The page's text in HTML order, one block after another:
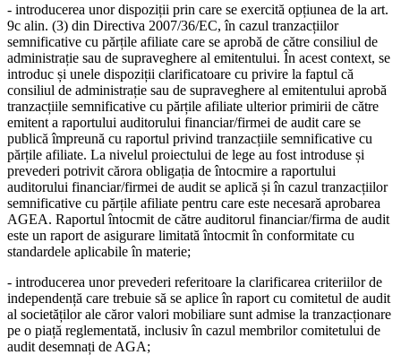
- introducerea unor dispoziții prin care se exercită opțiunea de la art.
9c alin. (3) din Directiva 2007/36/EC, în cazul tranzacțiilor
semnificative cu părțile afiliate care se aprobă de către consiliul de
administrație sau de supraveghere al emitentului. În acest context, se
introduc și unele dispoziții clarificatoare cu privire la faptul că
consiliul de administrație sau de supraveghere al emitentului aprobă
tranzacțiile semnificative cu părțile afiliate ulterior primirii de către
emitent a raportului auditorului financiar/firmei de audit care se
publică împreună cu raportul privind tranzacțiile semnificative cu
părțile afiliate. La nivelul proiectului de lege au fost introduse și
prevederi potrivit cărora obligația de întocmire a raportului
auditorului financiar/firmei de audit se aplică și în cazul tranzacțiilor
semnificative cu părțile afiliate pentru care este necesară aprobarea
AGEA. Raportul întocmit de către auditorul financiar/firma de audit
este un raport de asigurare limitată întocmit în conformitate cu
standardele aplicabile în materie;
- introducerea unor prevederi referitoare la clarificarea criteriilor de
independență care trebuie să se aplice în raport cu comitetul de audit
al societăților ale căror valori mobiliare sunt admise la tranzacționare
pe o piață reglementată, inclusiv în cazul membrilor comitetului de
audit desemnați de AGA;